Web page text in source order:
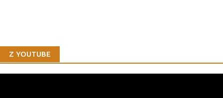
Z YOUTUBE